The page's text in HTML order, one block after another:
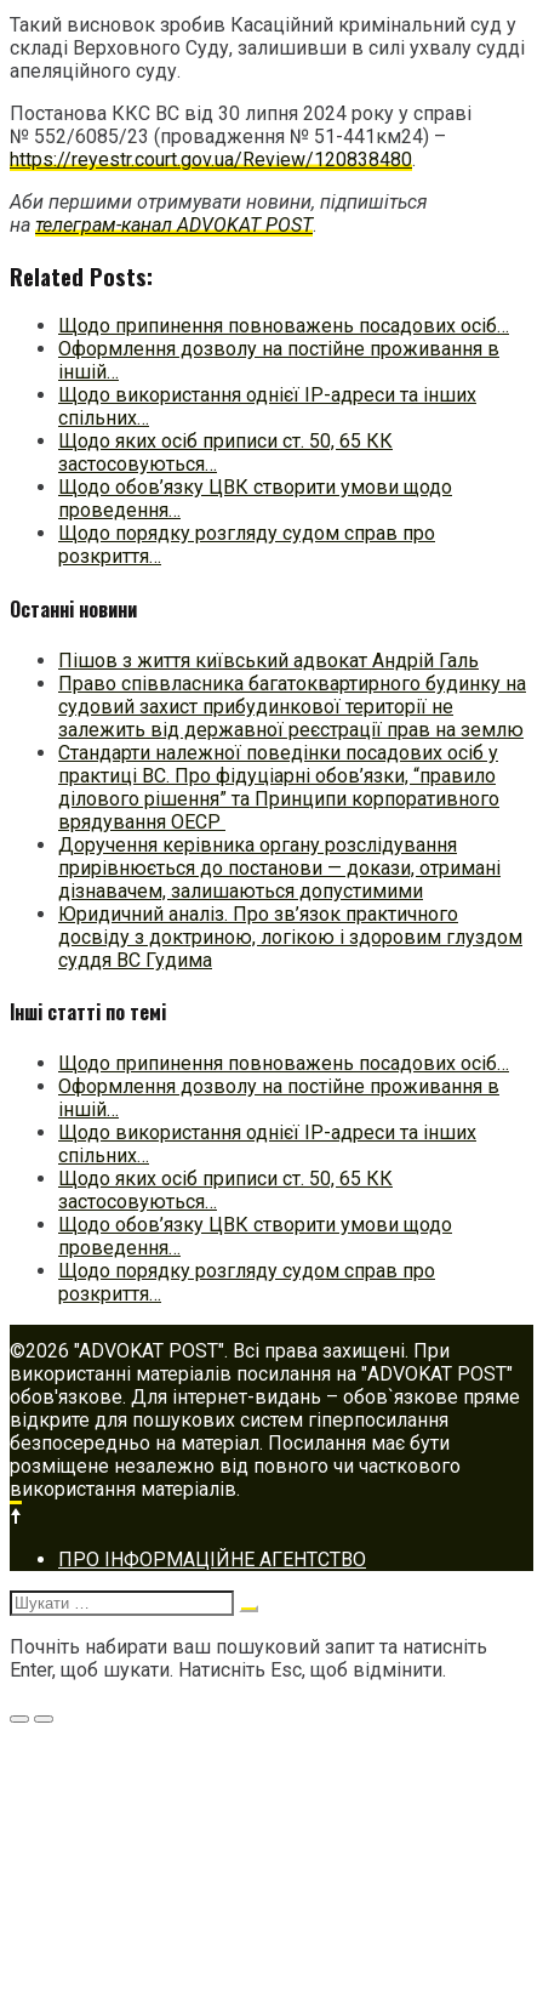
Такий висновок зробив Касаційний кримінальний суд у
складі Верховного Суду, залишивши в силі ухвалу судді
апеляційного суду.
Постанова ККС ВС від 30 липня 2024 року у справі
№ 552/6085/23 (провадження № 51-441км24) –
https://reyestr.court.gov.ua/Review/120838480.
Аби першими отримувати новини, підпишіться
на телеграм-канал ADVOKAT POST.
Related Posts:
Щодо припинення повноважень посадових осіб…
Оформлення дозволу на постійне проживання в
іншій…
Щодо використання однієї IP-адреси та інших
спільних…
Щодо яких осіб приписи ст. 50, 65 КК
застосовуються…
Щодо обов’язку ЦВК створити умови щодо
проведення…
Щодо порядку розгляду судом справ про
розкриття…
Останні новини
Пішов з життя київський адвокат Андрій Галь
Право співвласника багатоквартирного будинку на
судовий захист прибудинкової території не
залежить від державної реєстрації прав на землю
Стандарти належної поведінки посадових осіб у
практиці ВC. Про фідуціарні обов’язки, “правило
ділового рішення” та Принципи корпоративного
врядування ОЕСР
Доручення керівника органу розслідування
прирівнюється до постанови — докази, отримані
дізнавачем, залишаються допустимими
Юридичний аналіз. Про зв’язок практичного
досвіду з доктриною, логікою і здоровим глуздом
суддя ВС Гудима
Інші статті по темі
Щодо припинення повноважень посадових осіб…
Оформлення дозволу на постійне проживання в
іншій…
Щодо використання однієї IP-адреси та інших
спільних…
Щодо яких осіб приписи ст. 50, 65 КК
застосовуються…
Щодо обов’язку ЦВК створити умови щодо
проведення…
Щодо порядку розгляду судом справ про
розкриття…
©2026 "ADVOKAT POST". Всі права захищені. При
використанні матеріалів посилання на "ADVOKAT POST"
обов'язкове. Для інтернет-видань – обов`язкове пряме
відкрите для пошукових систем гіперпосилання
безпосередньо на матеріал. Посилання має бути
розміщене незалежно від повного чи часткового
використання матеріалів.
Footer
navigation
ПРО ІНФОРМАЦІЙНЕ АГЕНТСТВО
Шукати:
Почніть набирати ваш пошуковий запит та натисніть
Enter, щоб шукати. Натисніть Esc, щоб відмінити.
Меню